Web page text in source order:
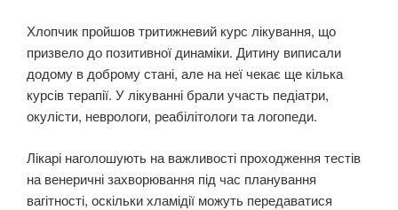
Хлопчик пройшов тритижневий курс лікування, що
призвело до позитивної динаміки. Дитину виписали
додому в доброму стані, але на неї чекає ще кілька
курсів терапії. У лікуванні брали участь педіатри,
окулісти, неврологи, реабілітологи та логопеди.
Лікарі наголошують на важливості проходження тестів
на венеричні захворювання під час планування
вагітності, оскільки хламідії можуть передаватися